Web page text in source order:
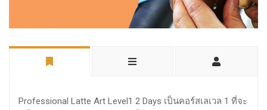
Professional Latte Art Level1 2 Days เป็นคอร์สเลเวล 1 ที่จะ